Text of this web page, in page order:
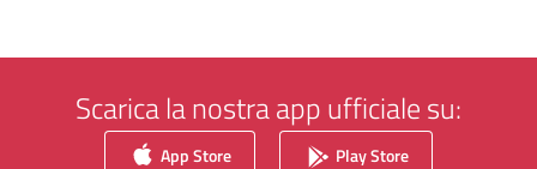
Scarica la nostra app ufficiale su:
App Store Play Store